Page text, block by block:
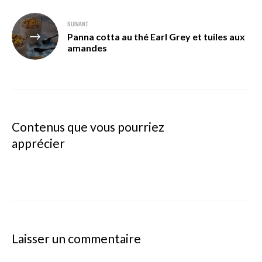
SUIVANT
Panna cotta au thé Earl Grey et tuiles aux
amandes
Contenus que vous pourriez
apprécier
Laisser un commentaire